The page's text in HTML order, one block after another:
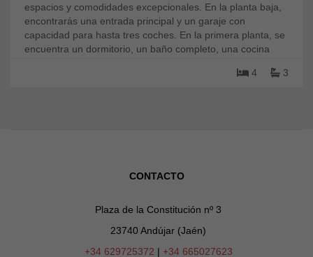
espacios y comodidades excepcionales. En la planta baja,
encontrarás una entrada principal y un garaje con
capacidad para hasta tres coches. En la primera planta, se
encuentra un dormitorio, un baño completo, una cocina
alberga un dormitorio principal con baño en suite, dos
4 3
CONTACTO
Plaza de la Constitución nº 3
23740 Andújar (Jaén)
+34 629725372 | +34 665027623